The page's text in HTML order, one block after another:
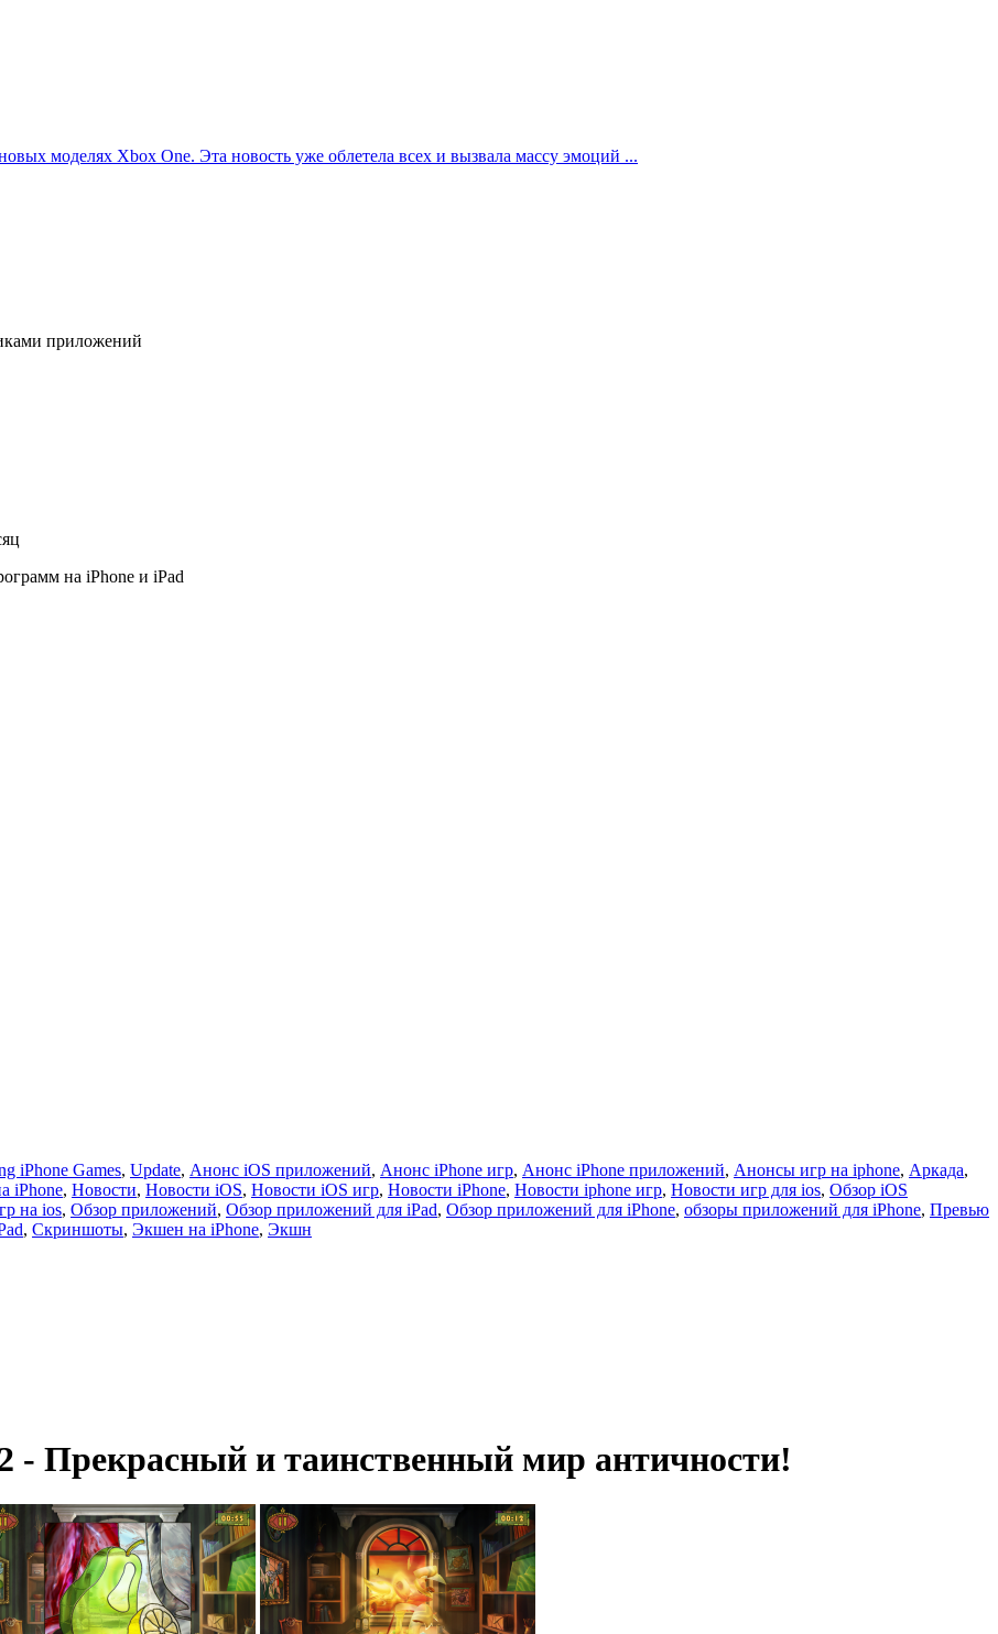
моделях Xbox One. Эта новость уже облетела всех и вызвала массу эмоций ...
приложений
на iPhone и iPad
iPhone Games, Update, Анонс iOS приложений, Анонс iPhone игр, Анонс iPhone приложений, Анонсы игр на iphone, Аркада,
iPhone, Новости, Новости iOS, Новости iOS игр, Новости iPhone, Новости iphone игр, Новости игр для ios, Обзор iOS
на ios, Обзор приложений, Обзор приложений для iPad, Обзор приложений для iPhone, обзоры приложений для iPhone, Превью
, Скриншоты, Экшен на iPhone, Экшн
- Прекрасный и таинственный мир античности!